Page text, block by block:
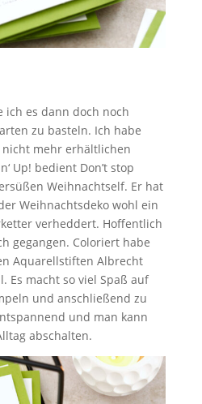
ich es dann doch noch
zu basteln. Ich habe
mehr erhältlichen
Up! bedient Don’t stop
Weihnachtself. Er hat
Weihnachtsdeko wohl ein
verheddert. Hoffentlich
gegangen. Coloriert habe
Aquarellstiften Albrecht
Es macht so viel Spaß auf
und anschließend zu
und man kann
abschalten.